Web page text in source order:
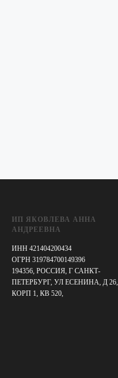
ИП ЯКОВЛЕВА АННА
АНДРЕЕВНА
ИНН 421404200434
ОГРН 319784700149396
194356, РОССИЯ, Г САНКТ-
ПЕТЕРБУРГ, УЛ ЕСЕНИНА, Д 26,
КОРП 1, КВ 520,